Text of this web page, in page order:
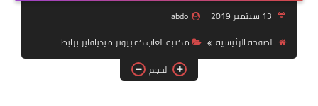
abdo
الصفحة الرئيسية
مكتبة العاب كمبيوتر ميديافاير برابط
الحجم